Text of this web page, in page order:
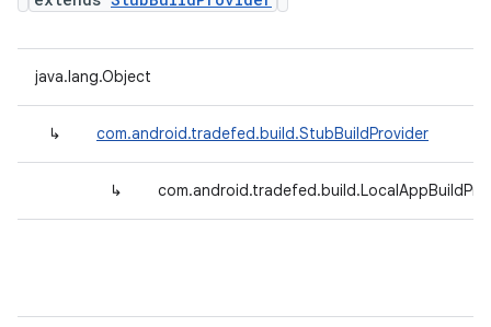
java.lang.Object
↳ com.android.tradefed.build.StubBuildProvider
↳